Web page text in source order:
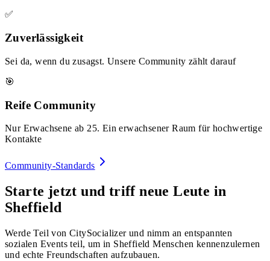
✅
Zuverlässigkeit
Sei da, wenn du zusagst. Unsere Community zählt darauf
🎯
Reife Community
Nur Erwachsene ab 25. Ein erwachsener Raum für hochwertige
Kontakte
Community-Standards
Starte jetzt und triff neue Leute in
Sheffield
Werde Teil von CitySocializer und nimm an entspannten
sozialen Events teil, um in Sheffield Menschen kennenzulernen
und echte Freundschaften aufzubauen.